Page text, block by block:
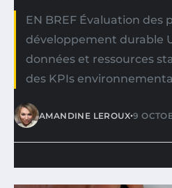
EN BREF Évaluation des
développement durable
données et ressources
des KPIs
AMANDINE LEROUX•9